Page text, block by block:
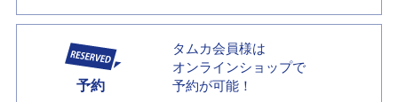
予約
タムカ会員様は
オンラインショップで
予約が可能！